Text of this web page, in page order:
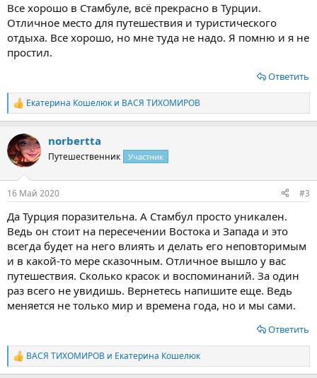
Все хорошо в Стамбуле, всё прекрасно в Турции.
Отличное место для путешествия и туристического
отдыха. Все хорошо, но мне туда не надо. Я помню и я не
простил.
Ответить
Р
е
к
ц
и
Екатерина Кошелюк и ВАСЯ ТИХОМИРОВ
norbertta
Путешественник Участник
16 Май 2020 #3
Да Турция поразительна. А Стамбул просто уникален.
Ведь он стоит на пересечении Востока и Запада и это
всегда будет на него влиять и делать его неповторимым
и в какой-то мере сказочным. Отличное вышло у вас
путешествия. Сколько красок и воспоминаний. За один
раз всего не увидишь. Вернетесь напишите еще. Ведь
меняется не только мир и времена года, но и мы сами.
Ответить
Р
е
ВАСЯ ТИХОМИРОВ и Екатерина Кошелюк